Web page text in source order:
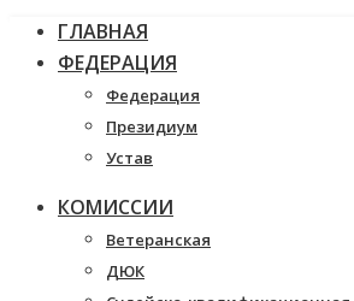
ГЛАВНАЯ
ФЕДЕРАЦИЯ
Федерация
Президиум
Устав
КОМИССИИ
Ветеранская
ДЮК